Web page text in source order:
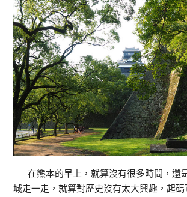
在熊本的早上，就算沒有很多時間，還
城走一走，就算對歷史沒有太大興趣，起